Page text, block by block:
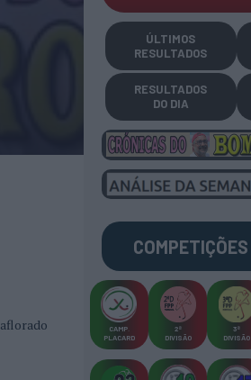
ÚLTIMOS
RESULTADOS
RESULTADOS
DO DIA
COMPETIÇÕES
CAMP.
PLACARD
2ª
DIVISÃO
3ª
DIVISÃO